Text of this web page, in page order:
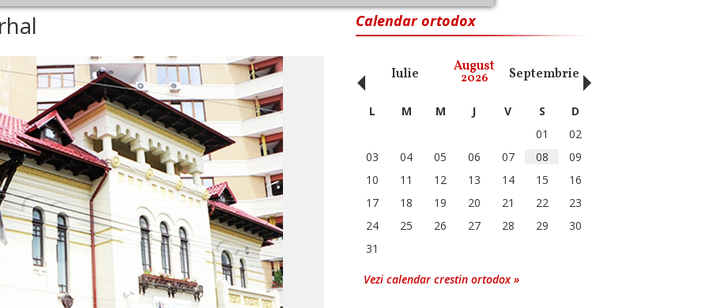
Calendar ortodox
Februarie Martie Aprilie Mai Iulie August
2026 Septembrie Octombrie
‹ L M M J V S
D
01
02
03
04 05 06 07 08
09
10
11 12 13 14 15
16
17
18 19 20 21 22
23
24
25 26 27 28 29
30
31
Vezi calendar crestin ortodox »